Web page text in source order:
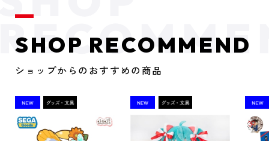
SHOP RECOMMEND
ショップからのおすすめの商品